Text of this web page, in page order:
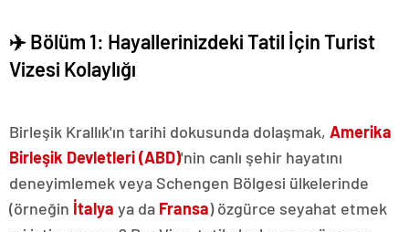
✈️ Bölüm 1: Hayallerinizdeki Tatil İçin Turist
Vizesi Kolaylığı
Birleşik Krallık'ın tarihi dokusunda dolaşmak, Amerika
Birleşik Devletleri (ABD)'nin canlı şehir hayatını
deneyimlemek veya Schengen Bölgesi ülkelerinde
(örneğin İtalya ya da Fransa) özgürce seyahat etmek